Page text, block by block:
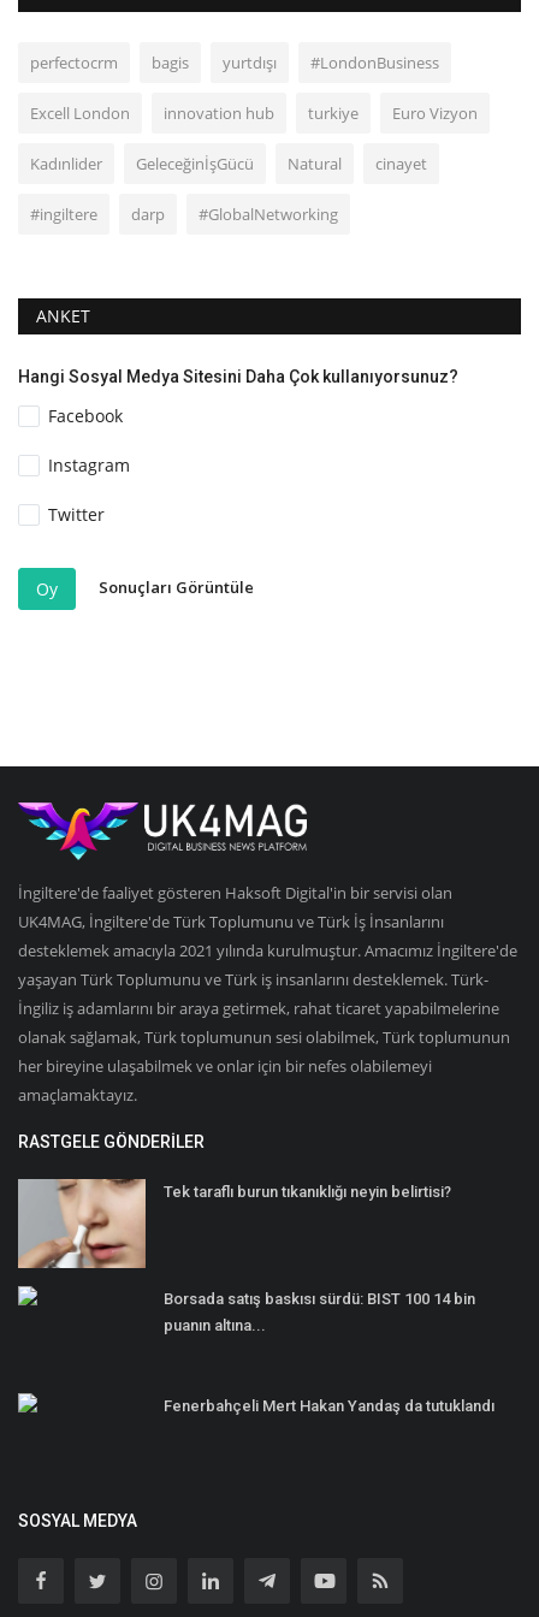
perfectocrm bagis yurtdışı #LondonBusiness
Excell London innovation hub turkiye Euro Vizyon
Kadınlider GeleceğinİşGücü Natural cinayet
#ingiltere darp #GlobalNetworking
ANKET
Hangi Sosyal Medya Sitesini Daha Çok kullanıyorsunuz?
Facebook
Instagram
Twitter
Oy Sonuçları Görüntüle
İngiltere'de faaliyet gösteren Haksoft Digital'in bir servisi olan
UK4MAG, İngiltere'de Türk Toplumunu ve Türk İş İnsanlarını
desteklemek amacıyla 2021 yılında kurulmuştur. Amacımız İngiltere'de
yaşayan Türk Toplumunu ve Türk iş insanlarını desteklemek. Türk-
İngiliz iş adamlarını bir araya getirmek, rahat ticaret yapabilmelerine
olanak sağlamak, Türk toplumunun sesi olabilmek, Türk toplumunun
her bireyine ulaşabilmek ve onlar için bir nefes olabilemeyi
amaçlamaktayız.
RASTGELE GÖNDERILER
Tek taraflı burun tıkanıklığı neyin belirtisi?
Borsada satış baskısı sürdü: BIST 100 14 bin
puanın altına...
Fenerbahçeli Mert Hakan Yandaş da tutuklandı
SOSYAL MEDYA